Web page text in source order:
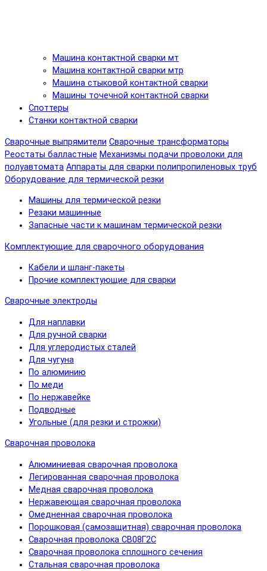
Машина контактной сварки мт
Машина контактной сварки мтр
Машина стыковой контактной сварки
Машины точечной контактной сварки
Споттеры
Станки контактной сварки
Сварочные выпрямители Сварочные трансформаторы
Реостаты балластные Механизмы подачи проволоки для
полуавтомата Аппараты для сварки полипропиленовых труб
Оборудование для термической резки
Машины для термической резки
Резаки машинные
Запасные части к машинам термической резки
Комплектующие для сварочного оборудования
Кабели и шланг-пакеты
Прочие комплектующие для сварки
Сварочные электроды
Для наплавки
Для ручной сварки
Для углеродистых сталей
Для чугуна
По алюминию
По меди
По нержавейке
Подводные
Угольные (для резки и строжки)
Сварочная проволока
Алюминиевая сварочная проволока
Легированная сварочная проволока
Медная сварочная проволока
Нержавеющая сварочная проволока
Омедненная сварочная проволока
Порошковая (самозащитная) сварочная проволока
Сварочная проволока СВ08Г2С
Сварочная проволока сплошного сечения
Стальная сварочная проволока